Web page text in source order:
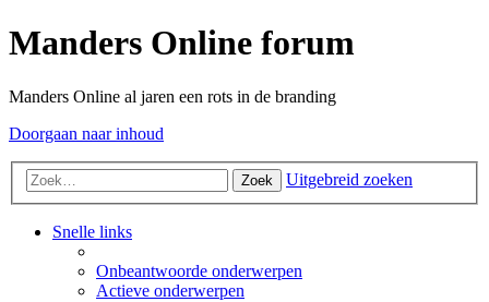
Manders Online forum
Manders Online al jaren een rots in de branding
Doorgaan naar inhoud
Zoek Uitgebreid zoeken
Snelle links
Onbeantwoorde onderwerpen
Actieve onderwerpen